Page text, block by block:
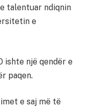
talentuar ndiqnin
e
ishte një qendër e
paqen.
e saj më të